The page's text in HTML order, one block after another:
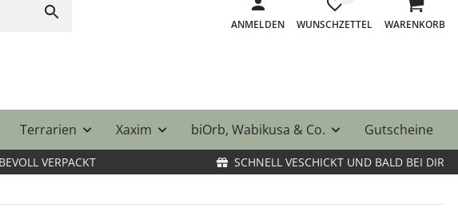
ANMELDEN WUNSCHZETTEL WARENKORB
Terrarien Xaxim biOrb, Wabikusa & Co. Gutscheine
VERPACKT
SCHNELL VESCHICKT UND BALD BEI DIR